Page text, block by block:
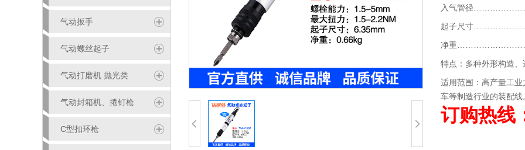
气动扳手
气动螺丝起子
气动打磨机 抛光类
气动封箱机、捲钉枪
C型扣环枪
入气管径
起子尺寸
净重
特点：多种外形构造
适用范围：高产量工
车等制造行业的装配线
订购热线